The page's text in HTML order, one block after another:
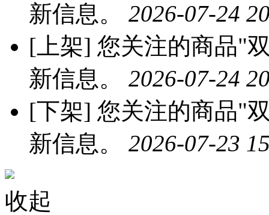
新信息。 2026-07-24
[上架] 您关注的商品"
新信息。 2026-07-24
[下架] 您关注的商品"
新信息。 2026-07-23
收起